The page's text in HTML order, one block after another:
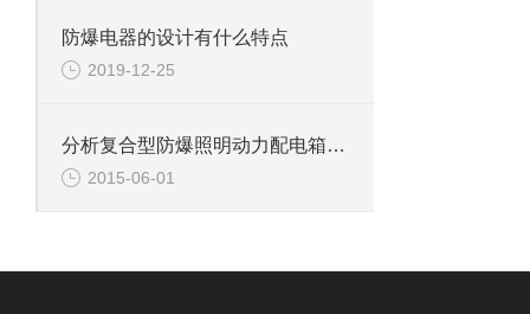
防爆电器的设计有什么特点
2019-12-25
分析复合型防爆照明动力配电箱特点
2015-06-01